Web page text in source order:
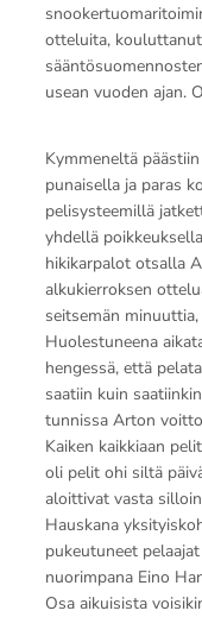
otteluita,
usean vuoden ajan.
Kymmeneltä
punaisella ja paras
pelisysteemillä
yhdellä
hikikarpalot otsalla
alkukierroksen
seitsemän
Huolestuneena
hengessä, että
saatiin kuin
tunnissa Arton
Kaiken kaikkiaan
oli pelit ohi siltä
aloittivat vasta
Hauskana
pukeutuneet
nuorimpana Eino
Osa aikuisista